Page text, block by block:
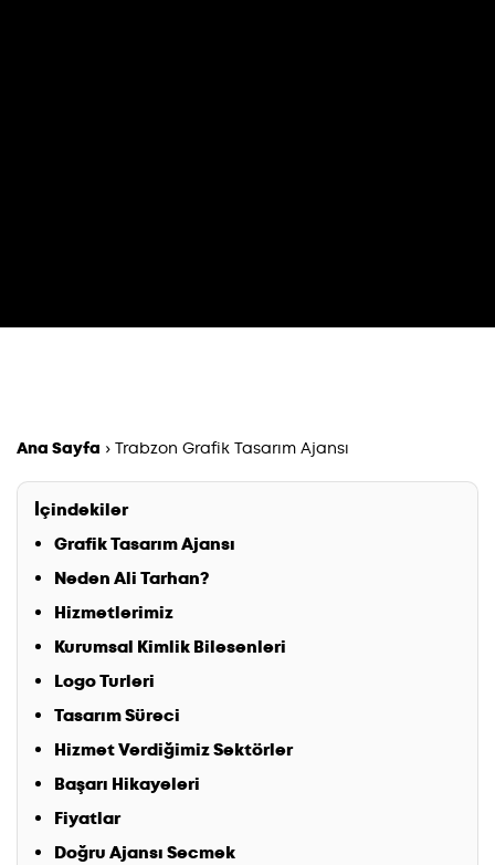
Ana Sayfa › Trabzon Grafik Tasarım Ajansı
İçindekiler
Grafik Tasarım Ajansı
Neden Ali Tarhan?
Hizmetlerimiz
Kurumsal Kimlik Bilesenleri
Logo Turleri
Tasarım Süreci
Hizmet Verdiğimiz Sektörler
Başarı Hikayeleri
Fiyatlar
Doğru Ajansı Secmek